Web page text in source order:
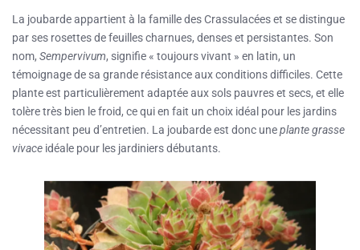
La joubarde appartient à la famille des Crassulacées et se distingue
par ses rosettes de feuilles charnues, denses et persistantes. Son
nom, Sempervivum, signifie « toujours vivant » en latin, un
témoignage de sa grande résistance aux conditions difficiles. Cette
plante est particulièrement adaptée aux sols pauvres et secs, et elle
tolère très bien le froid, ce qui en fait un choix idéal pour les jardins
nécessitant peu d’entretien. La joubarde est donc uneplante grasse
vivace idéale pour les jardiniers débutants.